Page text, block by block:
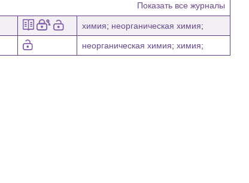
Показать все журналы
химия; неорганическая химия;
неорганическая химия; химия;